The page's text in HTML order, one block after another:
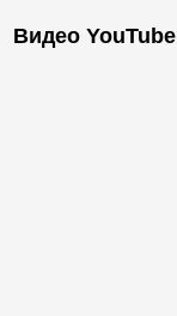
Видео YouTube